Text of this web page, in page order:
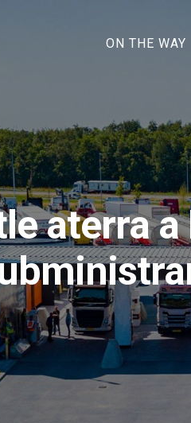
ON THE WAY
aterra